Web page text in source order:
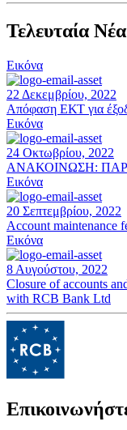
Τελευταία Νέα
Εικόνα
22 Δεκεμβρίου, 2022
Απόφαση ΕΚΤ για
Εικόνα
24 Οκτωβρίου, 2022
ΑΝΑΚΟΙΝΩΣΗ:
Εικόνα
20 Σεπτεμβρίου, 2022
Account maintenance
Εικόνα
8 Αυγούστου, 2022
Closure of accounts
with RCB Bank Ltd